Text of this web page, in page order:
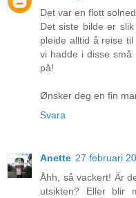
Det var en flott
Det siste bilde er
pleide alltid å reise
vi hadde i disse
på!
Ønsker deg en fin
Svara
Anette 27 februari
Åhh, så vackert! Är
utsikten? Eller blir